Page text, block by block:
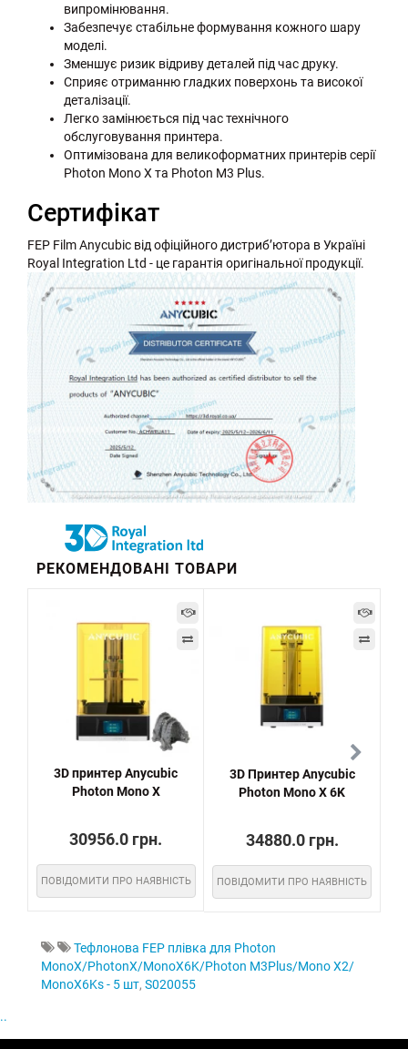
випромінювання.
Забезпечує стабільне формування кожного шару
моделі.
Зменшує ризик відриву деталей під час друку.
Сприяє отриманню гладких поверхонь та високої
деталізації.
Легко замінюється під час технічного
обслуговування принтера.
Оптимізована для великоформатних принтерів серії
Photon Mono X та Photon M3 Plus.
Сертифікат
FEP Film Anycubic від офіційного дистриб’ютора в Україні
Royal Integration Ltd - це гарантія оригінальної продукції.
РЕКОМЕНДОВАНІ ТОВАРИ
3D принтер Anycubic
Photon Mono X
30956.0 грн.
ПОВІДОМИТИ ПРО НАЯВНІСТЬ
3D Принтер Anycubic
Photon Mono X 6K
34880.0 грн.
ПОВІДОМИТИ ПРО НАЯВНІСТЬ
Тефлонова FEP плівка для Photon
MonoX/PhotonX/MonoX6K/Photon M3Plus/Mono X2/
MonoX6Ks - 5 шт, S020055
..